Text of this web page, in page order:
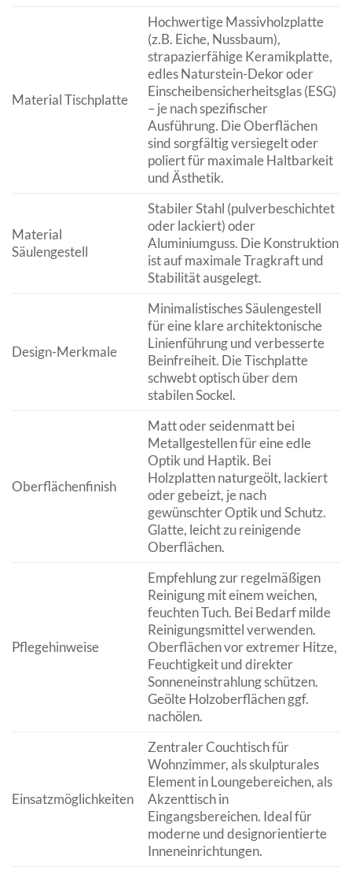
Material Tischplatte
Hochwertige Massivholzplatte
(z.B. Eiche, Nussbaum),
strapazierfähige Keramikplatte,
edles Naturstein-Dekor oder
Einscheibensicherheitsglas (ESG)
– je nach spezifischer
Ausführung. Die Oberflächen
sind sorgfältig versiegelt oder
poliert für maximale Haltbarkeit
und Ästhetik.
Material
Säulengestell
Stabiler Stahl (pulverbeschichtet
oder lackiert) oder
Aluminiumguss. Die Konstruktion
ist auf maximale Tragkraft und
Stabilität ausgelegt.
Design-Merkmale
Minimalistisches Säulengestell
für eine klare architektonische
Linienführung und verbesserte
Beinfreiheit. Die Tischplatte
schwebt optisch über dem
stabilen Sockel.
Oberflächenfinish
Matt oder seidenmatt bei
Metallgestellen für eine edle
Optik und Haptik. Bei
Holzplatten naturgeölt, lackiert
oder gebeizt, je nach
gewünschter Optik und Schutz.
Glatte, leicht zu reinigende
Oberflächen.
Pflegehinweise
Empfehlung zur regelmäßigen
Reinigung mit einem weichen,
feuchten Tuch. Bei Bedarf milde
Reinigungsmittel verwenden.
Oberflächen vor extremer Hitze,
Feuchtigkeit und direkter
Sonneneinstrahlung schützen.
Geölte Holzoberflächen ggf.
nachölen.
Einsatzmöglichkeiten
Zentraler Couchtisch für
Wohnzimmer, als skulpturales
Element in Loungebereichen, als
Akzenttisch in
Eingangsbereichen. Ideal für
moderne und designorientierte
Inneneinrichtungen.